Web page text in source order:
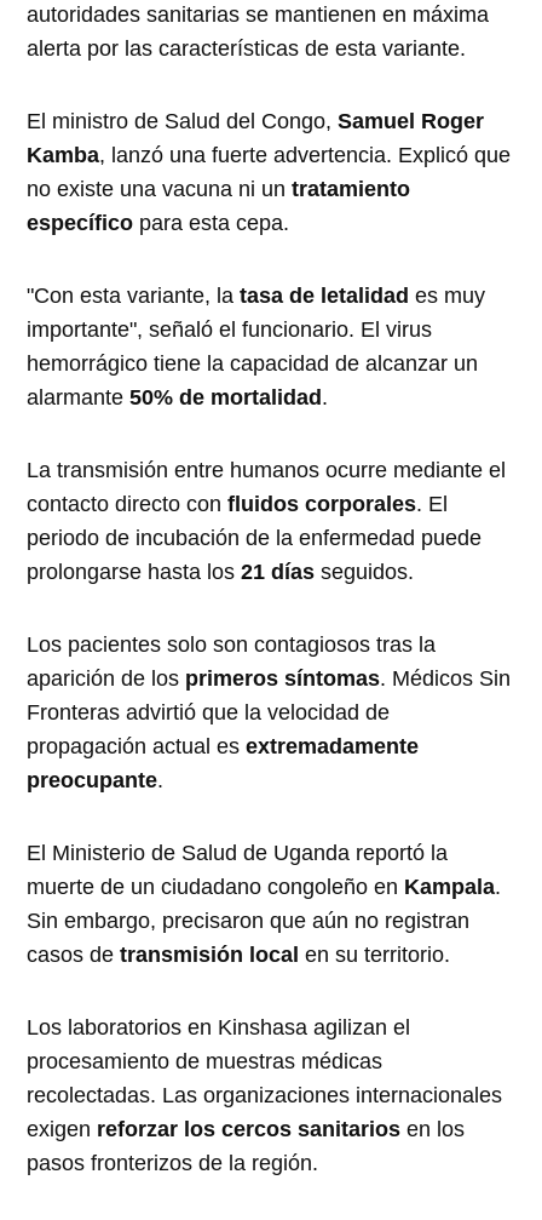
autoridades sanitarias se mantienen en máxima
alerta por las características de esta variante.
El ministro de Salud del Congo,Samuel Roger
Kamba, lanzó una fuerte advertencia. Explicó que
no existe una vacuna ni untratamiento
específico para esta cepa.
"Con esta variante, latasa de letalidad es muy
importante", señaló el funcionario. El virus
hemorrágico tiene la capacidad de alcanzar un
alarmante50% de mortalidad.
La transmisión entre humanos ocurre mediante el
contacto directo confluidos corporales. El
periodo de incubación de la enfermedad puede
prolongarse hasta los21 días seguidos.
Los pacientes solo son contagiosos tras la
aparición de los primeros síntomas. Médicos Sin
Fronteras advirtió que la velocidad de
propagación actual esextremadamente
preocupante.
El Ministerio de Salud de Uganda reportó la
muerte de un ciudadano congoleño en Kampala.
Sin embargo, precisaron que aún no registran
casos detransmisión local en su territorio.
Los laboratorios en Kinshasa agilizan el
procesamiento de muestras médicas
recolectadas. Las organizaciones internacionales
exigen reforzar los cercos sanitarios en los
pasos fronterizos de la región.